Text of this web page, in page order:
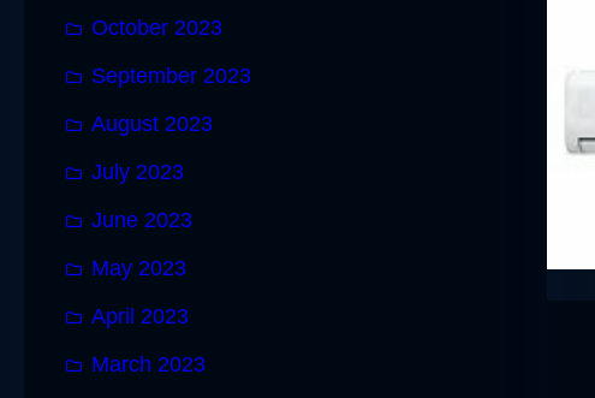
October 2023
September 2023
August 2023
July 2023
June 2023
May 2023
April 2023
March 2023